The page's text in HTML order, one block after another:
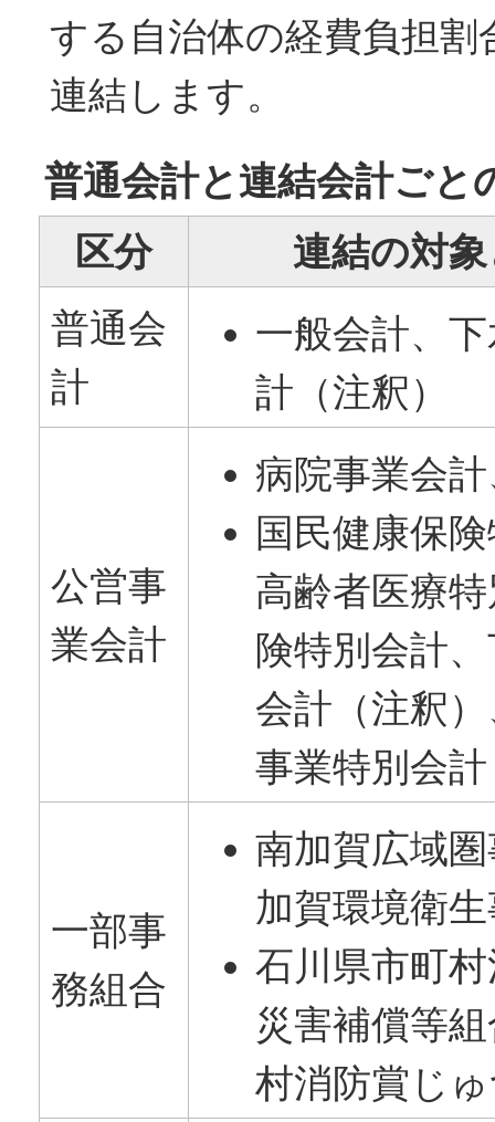
する自治体の経費負担割
連結します。
普通会計と連結会計ごと
区分
連結の対
普通会
計
一般会計、
計（注釈）
公営事
業会計
病院事業会
国民健康保
高齢者医療
険特別会計
会計（注釈
事業特別会計
一部事
務組合
南加賀広域
加賀環境衛
石川県市町
災害補償等
村消防賞じ